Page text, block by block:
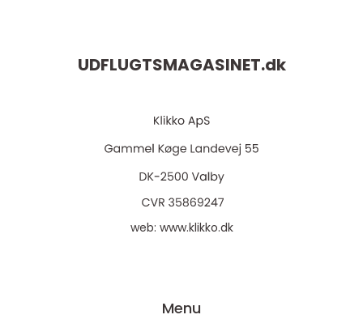
UDFLUGTSMAGASINET.dk
web: www.klikko.dk
Menu